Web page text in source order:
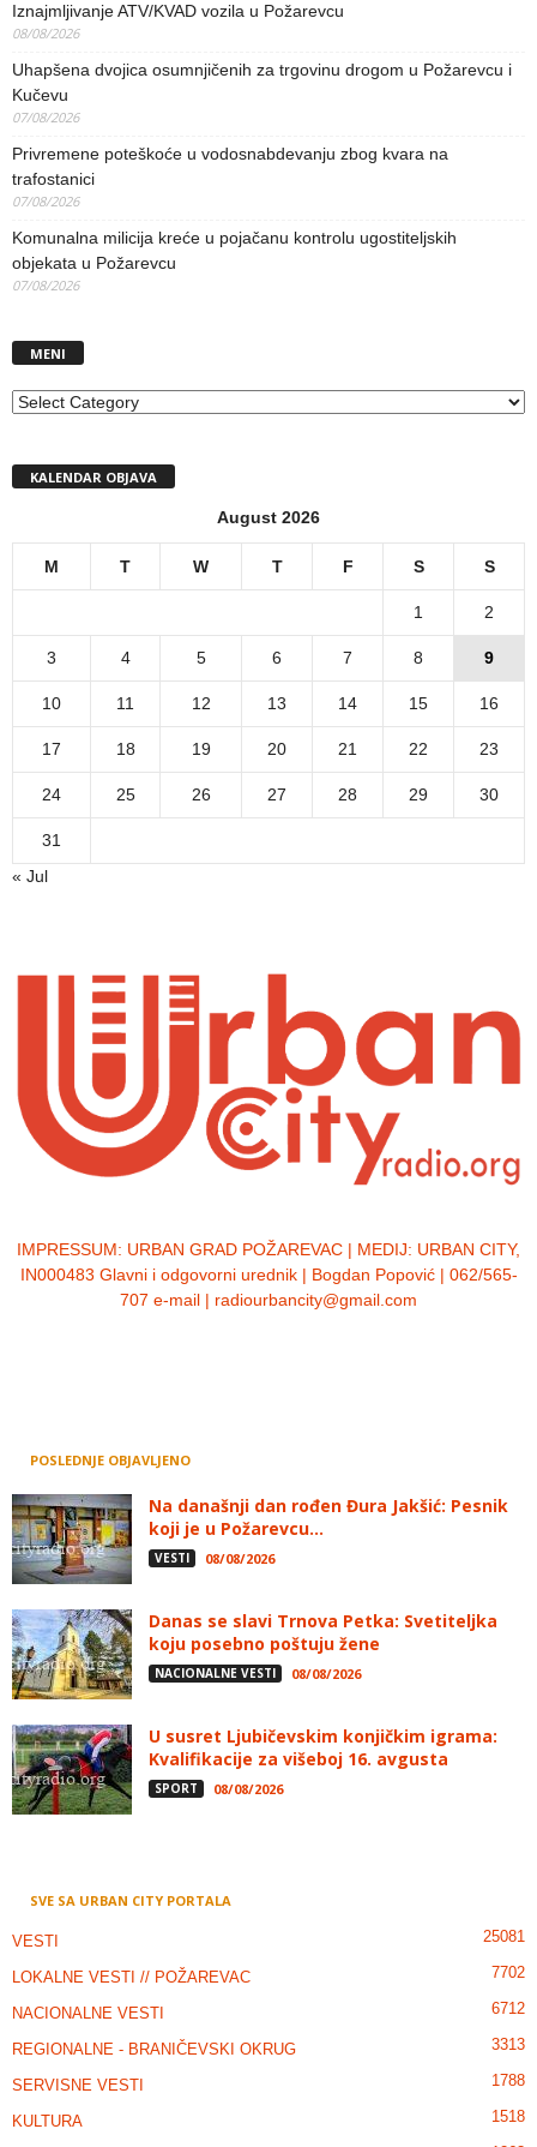
Iznajmljivanje ATV/KVAD vozila u Požarevcu
08/08/2026
Uhapšena dvojica osumnjičenih za trgovinu drogom u Požarevcu i
Kučevu
07/08/2026
Privremene poteškoće u vodosnabdevanju zbog kvara na
trafostanici
07/08/2026
Komunalna milicija kreće u pojačanu kontrolu ugostiteljskih
objekata u Požarevcu
07/08/2026
MENI
MENI
KALENDAR OBJAVA
August 2026
M T W T F S S
1 2
3 4 5 6 7 8 9
10 11 12 13 14 15 16
17 18 19 20 21 22 23
24 25 26 27 28 29 30
31
« Jul
IMPRESSUM: URBAN GRAD POŽAREVAC | MEDIJ: URBAN CITY,
IN000483 Glavni i odgovorni urednik | Bogdan Popović | 062/565-
707 e-mail | radiourbancity@gmail.com
POSLEDNJE OBJAVLJENO
Na današnji dan rođen Đura Jakšić: Pesnik
koji je u Požarevcu...
VESTI 08/08/2026
Danas se slavi Trnova Petka: Svetiteljka
koju posebno poštuju žene
NACIONALNE VESTI 08/08/2026
U susret Ljubičevskim konjičkim igrama:
Kvalifikacije za višeboj 16. avgusta
SPORT 08/08/2026
SVE SA URBAN CITY PORTALA
VESTI 25081
LOKALNE VESTI // POŽAREVAC 7702
NACIONALNE VESTI 6712
REGIONALNE - BRANIČEVSKI OKRUG 3313
SERVISNE VESTI 1788
KULTURA
1518